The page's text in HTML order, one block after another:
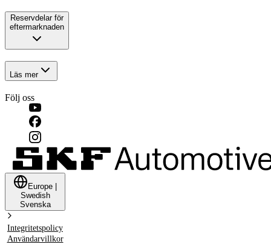
Reservdelar för
eftermarknaden
Läs mer
Följ oss
Europe
Swedish
Svenska
Integritetspolicy
Användarvillkor